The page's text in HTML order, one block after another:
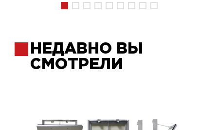
НЕДАВНО ВЫ
СМОТРЕЛИ